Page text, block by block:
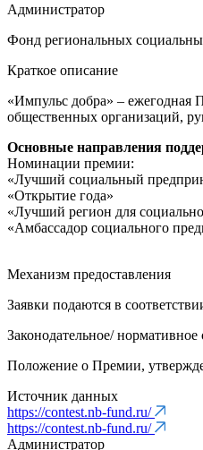
Администратор
Фонд региональных
Краткое описание
«Импульс добра» – ежегодная
общественных организаций,
Основные направления
Номинации премии:
«Лучший социальный
«Открытие года»
«Лучший регион для
«Амбассадор социального
Механизм предоставления
Заявки подаются в
Законодательное/ нормативное
Положение о Премии,
Источник данных
https://contest.nb-fund.ru/
https://contest.nb-fund.ru/
Администратор